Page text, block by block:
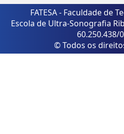
FATESA - Faculdade de
Escola de Ultra-Sonografia
60.250.438/
© Todos os